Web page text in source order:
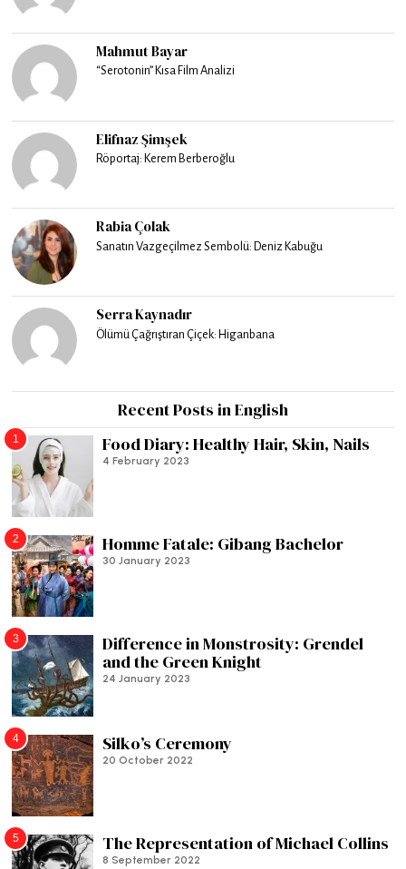
Mahmut Bayar
“Serotonin” Kısa Film Analizi
Elifnaz Şimşek
Röportaj: Kerem Berberoğlu
Rabia Çolak
Sanatın Vazgeçilmez Sembolü: Deniz Kabuğu
Serra Kaynadır
Ölümü Çağrıştıran Çiçek: Higanbana
Recent Posts in English
1 Food Diary: Healthy Hair, Skin, Nails
4 February 2023
2 Homme Fatale: Gibang Bachelor
30 January 2023
3
Difference in Monstrosity: Grendel
and the Green Knight
24 January 2023
4 Silko’s Ceremony
20 October 2022
5 The Representation of Michael Collins
8 September 2022